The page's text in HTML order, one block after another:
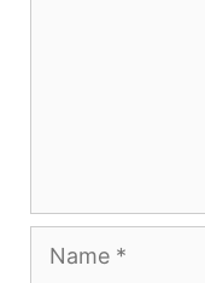
Name